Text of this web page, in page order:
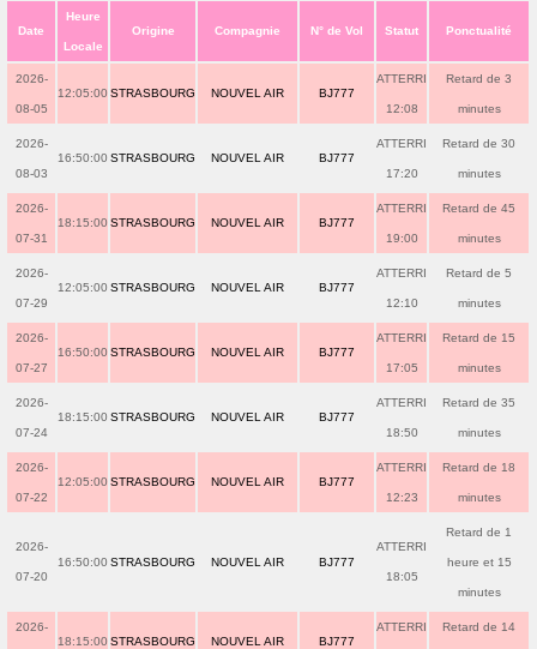
Date
Heure
Locale
Origine Compagnie N° de Vol Statut Ponctualité
2026-
08-05
12:05:00 STRASBOURG NOUVEL AIR BJ777
ATTERRI
12:08
Retard de 3
minutes
2026-
08-03
16:50:00 STRASBOURG NOUVEL AIR BJ777
ATTERRI
17:20
Retard de 30
minutes
2026-
07-31
18:15:00 STRASBOURG NOUVEL AIR BJ777
ATTERRI
19:00
Retard de 45
minutes
2026-
07-29
12:05:00 STRASBOURG NOUVEL AIR BJ777
ATTERRI
12:10
Retard de 5
minutes
2026-
07-27
16:50:00 STRASBOURG NOUVEL AIR BJ777
ATTERRI
17:05
Retard de 15
minutes
2026-
07-24
18:15:00 STRASBOURG NOUVEL AIR BJ777
ATTERRI
18:50
Retard de 35
minutes
2026-
07-22
12:05:00 STRASBOURG NOUVEL AIR BJ777
ATTERRI
12:23
Retard de 18
minutes
2026-
07-20
16:50:00 STRASBOURG NOUVEL AIR BJ777
ATTERRI
18:05
Retard de 1
heure et 15
minutes
2026-
18:15:00 STRASBOURG NOUVEL AIR BJ777
ATTERRI Retard de 14